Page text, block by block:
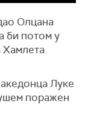
Олцана
би потом у
Луке
поражен